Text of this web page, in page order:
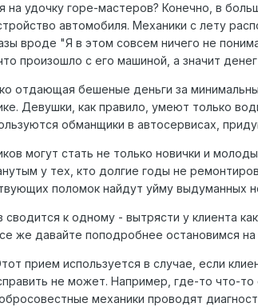
на удочку горе-мастеров? Конечно, в
автомобиля. Механики с лету
вроде "Я в этом совсем ничего не
произошло с его машиной, а значит
отдающая бешеные деньги за
Девушки, как правило, умеют только
обманщики в автосервисах,
могут стать не только новички и
у тех, кто долгие годы не
поломок найдут уйму выдуманных
сводится к одному - вытрясти у клиента
же давайте поподробнее остановимся
прием используется в случае, если
не может. Например, где-то что-
механики проводят